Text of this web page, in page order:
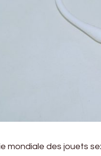
mondiale des jouets